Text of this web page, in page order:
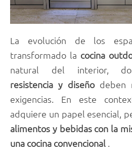
La evolución de los
transformado la cocina
natural del interior,
resistencia y diseñodeben
exigencias. En este
adquiere un papel esencial,
alimentos y bebidas con la
una cocina convencional .